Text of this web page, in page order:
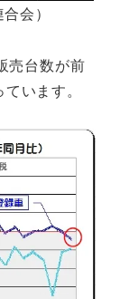
会）
売台数が前
います。